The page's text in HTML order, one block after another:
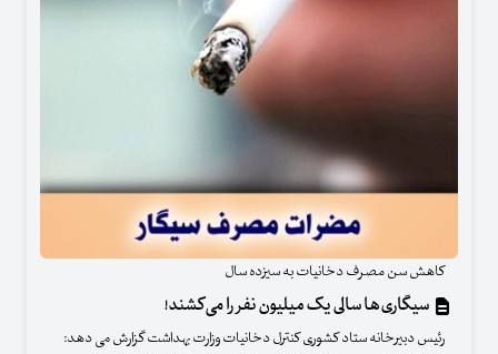
کاهش سن مصرف دخانیات به سیزده سال
سیگاری‌ها سالی یک میلیون نفر را می‌کشند!
رئیس دبیرخانه ستاد کشوری کنترل دخانیات وزارت بهداشت گزارش می دهد: